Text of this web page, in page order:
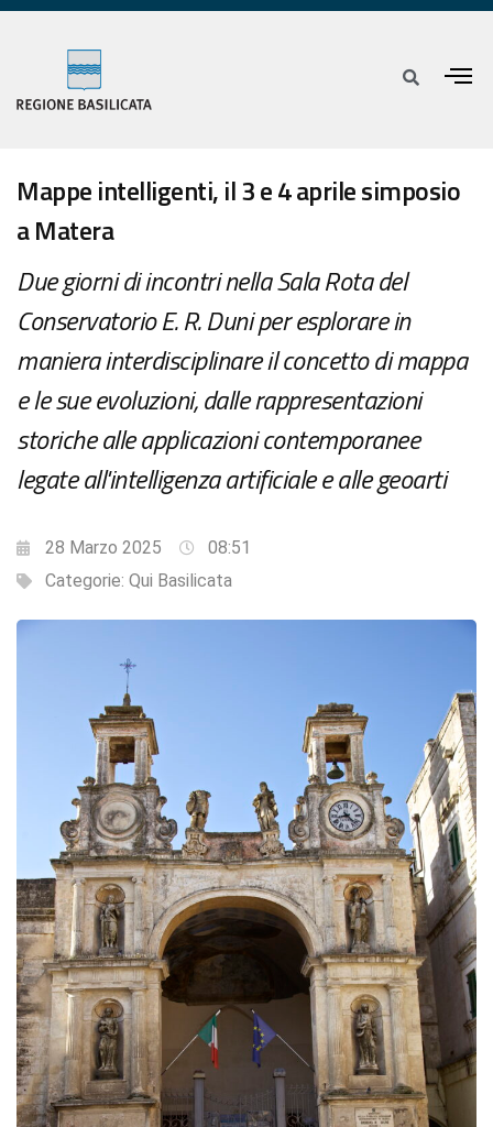
Mappe intelligenti, il 3 e 4 aprile simposio
a Matera
Due giorni di incontri nella Sala Rota del
Conservatorio E. R. Duni per esplorare in
maniera interdisciplinare il concetto di mappa
e le sue evoluzioni, dalle rappresentazioni
storiche alle applicazioni contemporanee
legate all'intelligenza artificiale e alle geoarti
28 Marzo 2025
08:51
Categorie: Qui Basilicata